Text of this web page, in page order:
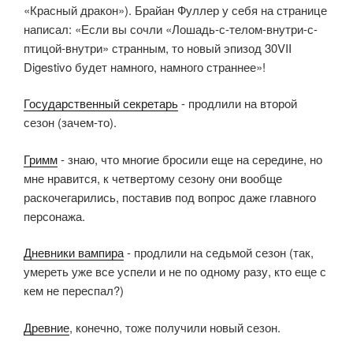
«Красный дракон»). Брайан Фуллер у себя на странице
написал: «Если вы сочли «Лошадь-с-телом-внутри-с-
птицой-внутри» странным, то новый эпизод 30VII
Digestivo будет намного, намного страннее»!
Государственный секретарь- продлили на второй
сезон (зачем-то).
Гримм- знаю, что многие бросили еще на середине, но
мне нравится, к четвертому сезону они вообще
раскочегарились, поставив под вопрос даже главного
персонажа.
Дневники вампира- продлили на седьмой сезон (так,
умереть уже все успели и не по одному разу, кто еще с
кем не переспал?)
Древние, конечно, тоже получили новый сезон.